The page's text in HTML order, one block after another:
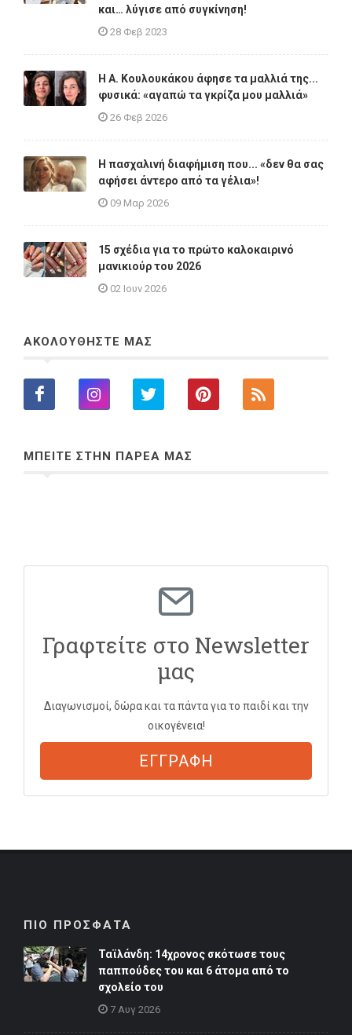
και… λύγισε από συγκίνηση!
28 Φεβ 2023
Η A. Κουλουκάκου άφησε τα μαλλιά της...
φυσικά: «αγαπώ τα γκρίζα μου μαλλιά»
26 Φεβ 2026
Η πασχαλινή διαφήμιση που... «δεν θα σας
αφήσει άντερο από τα γέλια»!
09 Μαρ 2026
15 σχέδια για το πρώτο καλοκαιρινό
μανικιούρ του 2026
02 Ιουν 2026
ΑΚΟΛΟΥΘΗΣΤΕ ΜΑΣ
ΜΠΕΙΤΕ ΣΤΗΝ ΠΑΡΕΑ ΜΑΣ
Γραφτείτε στο Newsletter
μας
Διαγωνισμοί, δώρα και τα πάντα για το παιδί και την
οικογένεια!
ΕΓΓΡΑΦΗ
ΠΙΟ ΠΡΟΣΦΑΤΑ
Ταϊλάνδη: 14χρονος σκότωσε τους
παππούδες του και 6 άτομα από το
σχολείο του
7 Αυγ 2026